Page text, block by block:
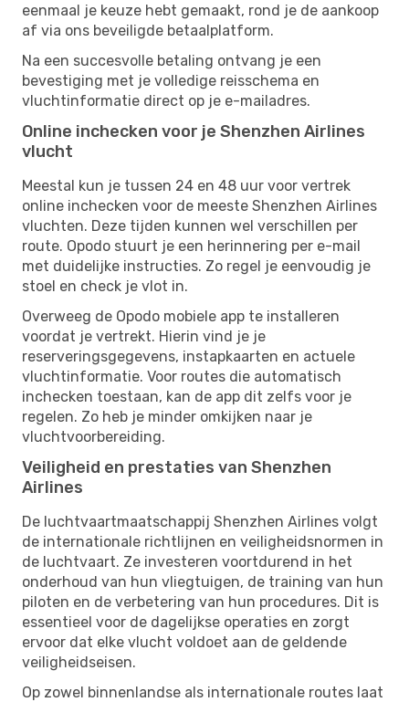
eenmaal je keuze hebt gemaakt, rond je de aankoop
af via ons beveiligde betaalplatform.
Na een succesvolle betaling ontvang je een
bevestiging met je volledige reisschema en
vluchtinformatie direct op je e-mailadres.
Online inchecken voor je Shenzhen Airlines
vlucht
Meestal kun je tussen 24 en 48 uur voor vertrek
online inchecken voor de meeste Shenzhen Airlines
vluchten. Deze tijden kunnen wel verschillen per
route. Opodo stuurt je een herinnering per e-mail
met duidelijke instructies. Zo regel je eenvoudig je
stoel en check je vlot in.
Overweeg de Opodo mobiele app te installeren
voordat je vertrekt. Hierin vind je je
reserveringsgegevens, instapkaarten en actuele
vluchtinformatie. Voor routes die automatisch
inchecken toestaan, kan de app dit zelfs voor je
regelen. Zo heb je minder omkijken naar je
vluchtvoorbereiding.
Veiligheid en prestaties van Shenzhen
Airlines
De luchtvaartmaatschappij Shenzhen Airlines volgt
de internationale richtlijnen en veiligheidsnormen in
de luchtvaart. Ze investeren voortdurend in het
onderhoud van hun vliegtuigen, de training van hun
piloten en de verbetering van hun procedures. Dit is
essentieel voor de dagelijkse operaties en zorgt
ervoor dat elke vlucht voldoet aan de geldende
veiligheidseisen.
Op zowel binnenlandse als internationale routes laat